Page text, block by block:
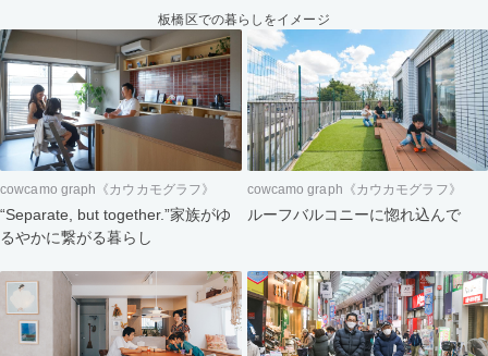
板橋区での暮らしをイメージ
cowcamo graph《カウカモグラフ》
“Separate, but together.”家族がゆ
るやかに繋がる暮らし
cowcamo graph《カウカモグラフ》
ルーフバルコニーに惚れ込んで